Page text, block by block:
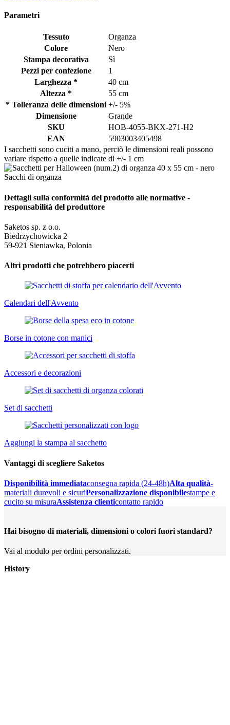
Parametri
Tessuto
Organza
Colore
Nero
Stampa decorativa
Sì
Pezzi per confezione
1
Larghezza *
40 cm
Altezza *
55 cm
* Tolleranza delle dimensioni +/- 5%
Dimensione
Grande
SKU
HOB-4055-BKX-271-H2
EAN
5903003405498
I sacchetti sono cuciti a mano, perciò le dimensioni reali possono
variare rispetto a quelle indicate di +/- 1 cm
Dettagli sulla conformità del prodotto alle normative -
responsabilità del produttore
Saketos sp. z o.o.
Biedrzychowicka 2
59-921 Sieniawka, Polonia
Altri prodotti che potrebbero piacerti
Calendari dell'Avvento
Borse in cotone con manici
Accessori e decorazioni
Set di sacchetti
Aggiungi la stampa al sacchetto
Vantaggi di scegliere Saketos
Disponibilità immediataconsegna rapida (24-48h)Alta qualità-
materiali durevoli e sicuriPersonalizzazione disponibilestampe e
cucito su misuraAssistenza clienticontatto rapido
Hai bisogno di materiali, dimensioni o colori fuori standard?
Vai al modulo per ordini personalizzati.
History